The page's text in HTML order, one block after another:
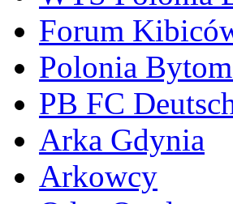
Forum
Polonia
PB FC
Arka Gdynia
Arkowcy